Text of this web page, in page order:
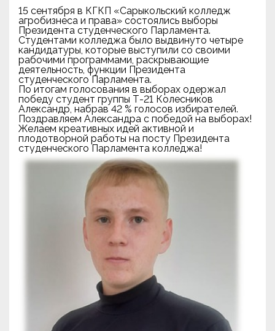
15 сентября в КГКП «Сарыкольский колледж
агробизнеса и права» состоялись выборы
Президента студенческого Парламента.
Студентами колледжа было выдвинуто четыре
кандидатуры, которые выступили со своими
рабочими программами, раскрывающие
деятельность, функции Президента
студенческого Парламента.
По итогам голосования в выборах одержал
победу студент группы Т-21 Колесников
Александр, набрав 42 % голосов избирателей.
Поздравляем Александра с победой на выборах!
Желаем креативных идей активной и
плодотворной работы на посту Президента
студенческого Парламента колледжа!